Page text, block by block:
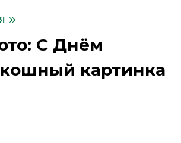
»
С Днём
картинка